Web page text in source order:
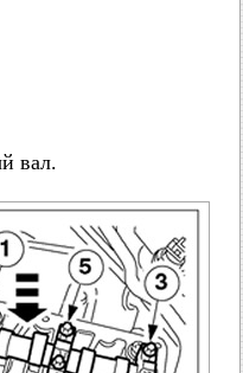
вал.